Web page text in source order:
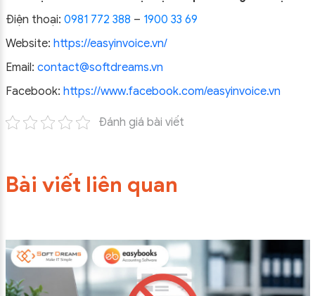
Điện thoại: 0981 772 388 – 1900 33 69
Website: https://easyinvoice.vn/
Email: contact@softdreams.vn
Facebook: https://www.facebook.com/easyinvoice.vn
Đánh giá bài viết
Bài viết liên quan